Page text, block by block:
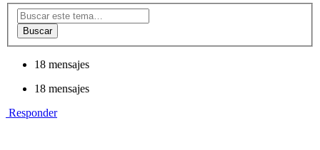
Buscar
18 mensajes
18 mensajes
Responder